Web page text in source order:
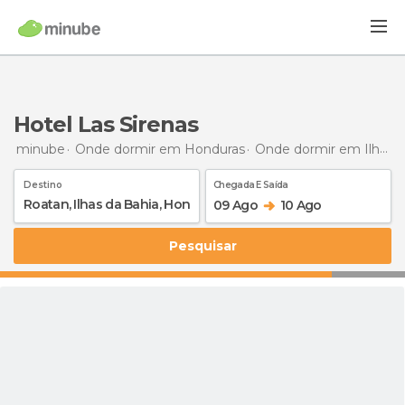
Hotel Las Sirenas
minube Onde dormir em Honduras Onde dormir em Ilhas da Baía
Destino Chegada E Saída
09 Ago 10 Ago
Pesquisar